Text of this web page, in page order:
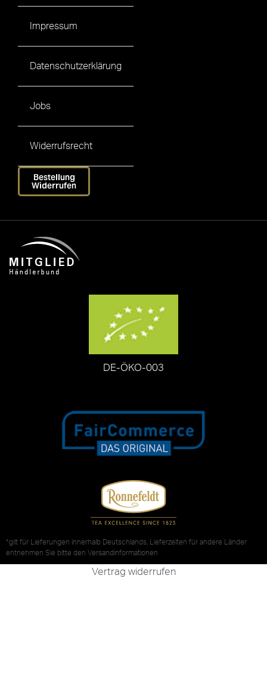
Impressum
Datenschutzerklärung
Jobs
Widerrufsrecht
Bestellung
Widerrufen
DE-ÖKO-003
*gilt für Lieferungen innerhalb Deutschlands, Lieferzeiten für andere Länder
entnehmen Sie bitte den Versandinformationen
Vertrag widerrufen